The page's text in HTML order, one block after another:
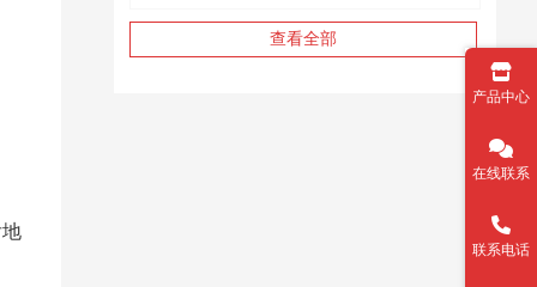
查看全部
产品中心
在线联系
联系电话